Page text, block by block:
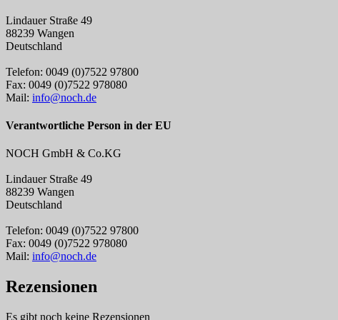
Lindauer Straße 49
88239 Wangen
Deutschland
Telefon: 0049 (0)7522 97800
Fax: 0049 (0)7522 978080
Mail: info@noch.de
Verantwortliche Person in der EU
NOCH GmbH & Co.KG
Lindauer Straße 49
88239 Wangen
Deutschland
Telefon: 0049 (0)7522 97800
Fax: 0049 (0)7522 978080
Mail: info@noch.de
Rezensionen
Es gibt noch keine Rezensionen